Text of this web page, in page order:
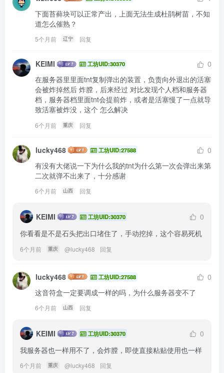
下面苔藓块可以正常产出，上面无法生成杜鹃树苗，不知
道怎么催熟？
5个月前 辽宁 回复
KEIMI 工坊UID:30370
0
在服务器里里面tnt复制弹出的装置，负责向外退出的活塞
会被炸掉然后 炸膛，后来经过 对比发现个人档和服务器
档，服务器档里面tnt会提前炸，或者是活塞慢了一点就导
致活塞被炸没，这个 怎么解决
6个月前 重庆 回复
lucky468 工坊UID:27588
0
有没有大佬说一下为什么我的tnt为什么第一次会弹出来第
二次就弹不出来了，十分感谢
6个月前 山西 回复
KEIMI 工坊UID:30370
0
你看看是不是石头把出口堵住了，手动挖掉，这个容易死机
6个月前 重庆 @lucky468 回复
lucky468 工坊UID:27588
0
这音符盒一定要调成一样的吗，为什么服务器变不了
6个月前 山西 回复
KEIMI 工坊UID:30370
0
我服务器也一样用不了，会炸膛，即使直接粘贴使用也一样
6个月前 重庆 @lucky468 回复